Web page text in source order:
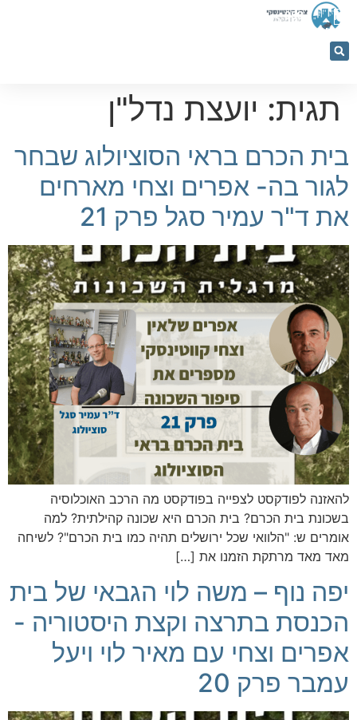
053-
5366884
תגית: יועצת נדל"ן
בית הכרם בראי הסוציולוג שבחר
לגור בה- אפרים וצחי מארחים
את ד"ר עמיר סגל פרק 21
להאזנה לפודקסט לצפייה בפודקסט מה הרכב האוכלוסיה
בשכונת בית הכרם? בית הכרם היא שכונה קהילתית? למה
אומרים ש: "הלוואי שכל ירושלים תהיה כמו בית הכרם"? לשיחה
מאד מאד מרתקת הזמנו את […]
יפה נוף – משה לוי הגבאי של בית
הכנסת בתרצה וקצת היסטוריה -
אפרים וצחי עם מאיר לוי ויעל
עמבר פרק 20